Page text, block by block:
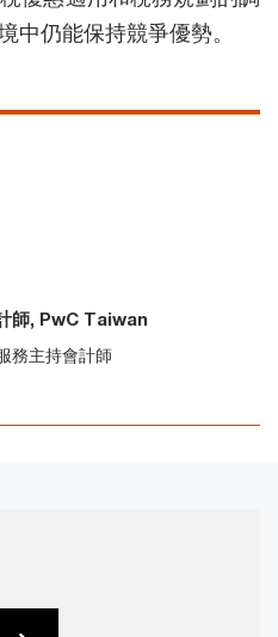
中仍能保持競爭優勢。
師, PwC Taiwan
務主持會計師